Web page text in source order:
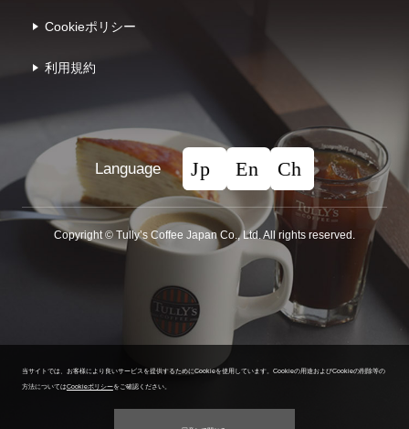
Cookieポリシー
利⽤規約
Language
Copyright © Tullyʼs Coffee Japan Co., Ltd. All rights reserved.
当サイトでは、お客様により良いサービスを提供するためにCookieを使用しています。 Cookieの用途およびCookieの削除等の
方法についてはCookieポリシーをご確認ください。